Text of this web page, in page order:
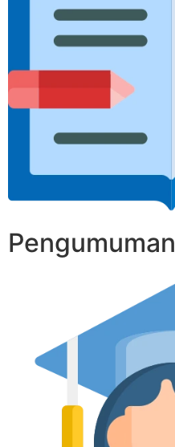
Pengumuman